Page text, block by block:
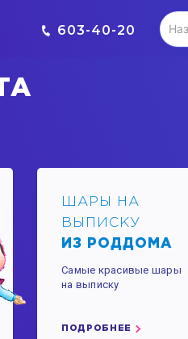
603-40-20
ШАРЫ НА
ВЫПИСКУ
ИЗ РОДДОМА
Самые красивые шары
на выписку
ПОДРОБНЕЕ